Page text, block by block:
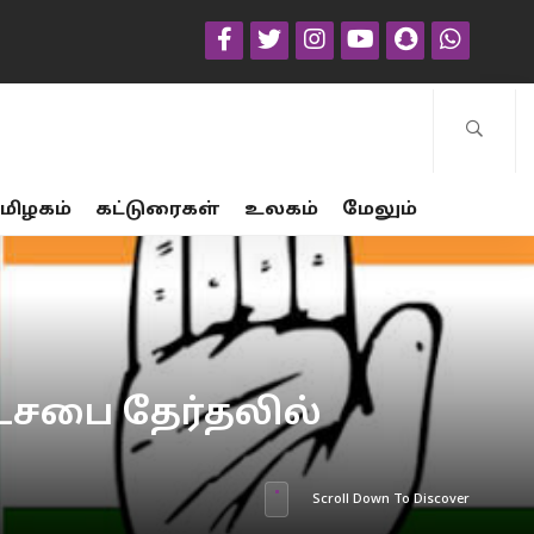
கட்டுரைகள் உலகம் மேலும்
தேர்தலில்
Scroll Down To Discover